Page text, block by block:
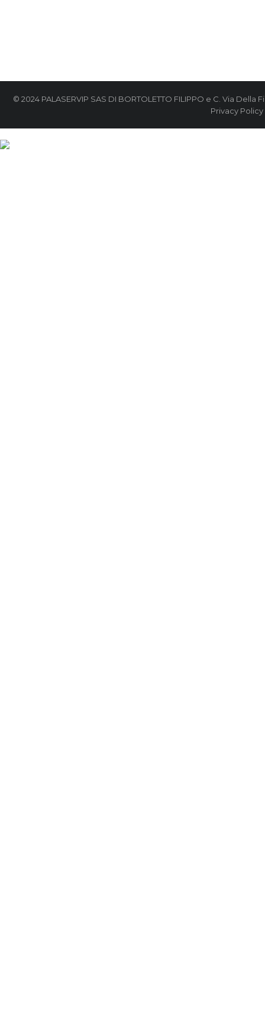
© 2024 PALASERVIP SAS DI BORTOLETTO FILIPPO e C. Via Della
Privacy Policy